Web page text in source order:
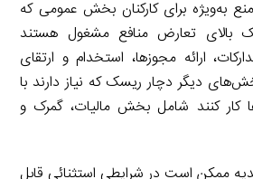
به‌ویژه برای کارکنان بخش عمومی که
بالای تعارض منافع مشغول هستند
ارائه مجوزها، استخدام و ارتقای
دیگر دچار ریسک که نیاز دارند با
کار کنند شامل بخش مالیات، گمرک و